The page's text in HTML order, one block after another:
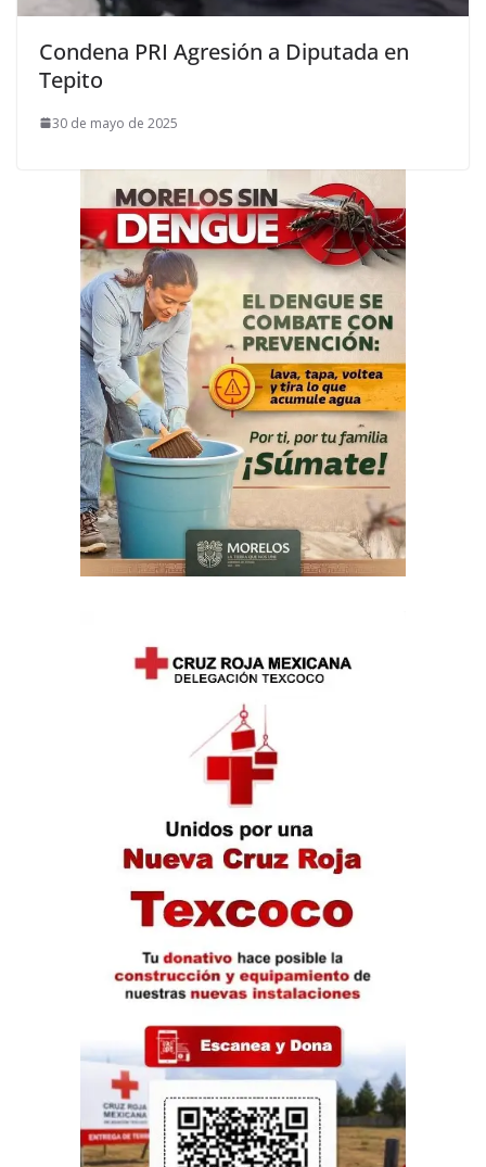
Condena PRI Agresión a Diputada en
Tepito
30 de mayo de 2025